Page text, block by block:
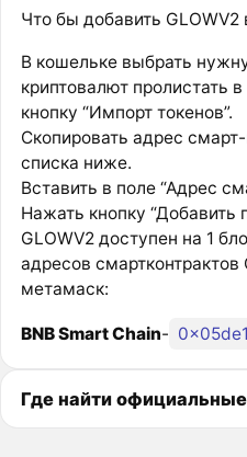
Что бы добавить
В кошельке выбрать
криптовалют пролистать
кнопку “Импорт токенов”.
Скопировать адрес
списка ниже.
Вставить в поле “Адрес
Нажать кнопку “Добавить
GLOWV2 доступен на 1
адресов
метамаск:
BNB Smart Chain-
Где найти